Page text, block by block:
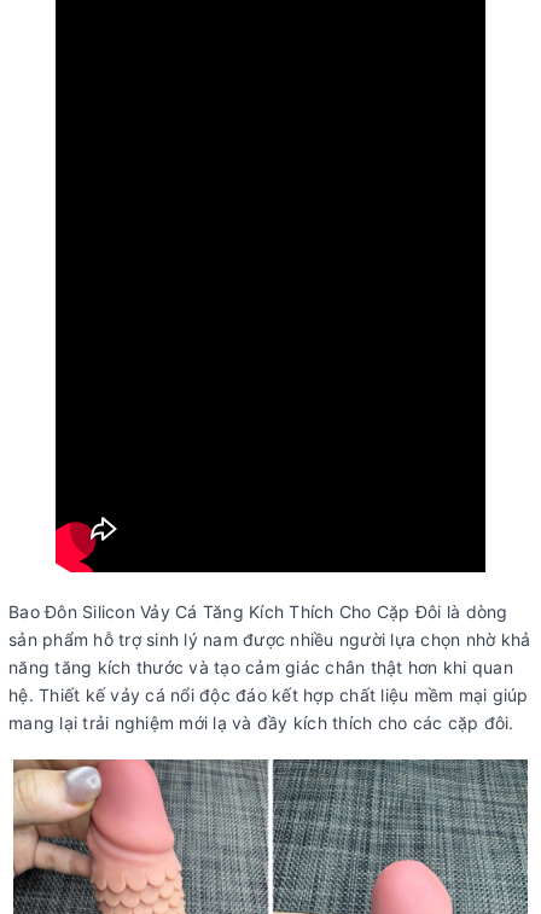
Bao Đôn Silicon Vảy Cá Tăng Kích Thích Cho Cặp Đôi là dòng
sản phẩm hỗ trợ sinh lý nam được nhiều người lựa chọn nhờ khả
năng tăng kích thước và tạo cảm giác chân thật hơn khi quan
hệ. Thiết kế vảy cá nổi độc đáo kết hợp chất liệu mềm mại giúp
mang lại trải nghiệm mới lạ và đầy kích thích cho các cặp đôi.